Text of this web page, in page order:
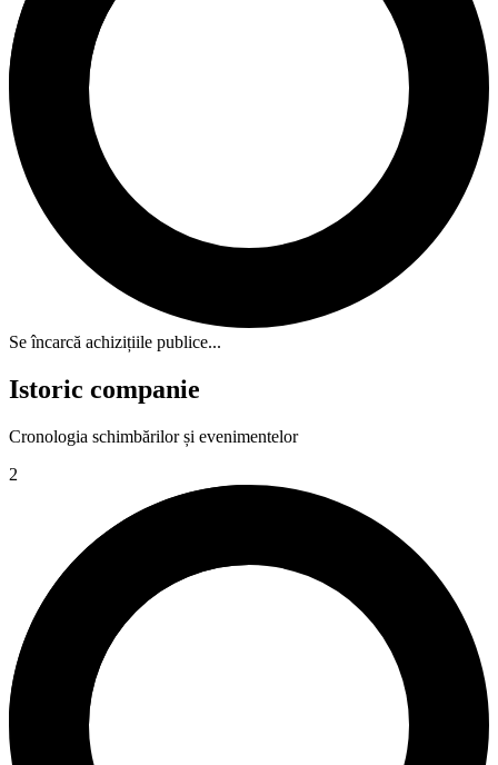
Se încarcă achizițiile publice...
Istoric companie
Cronologia schimbărilor și evenimentelor
2